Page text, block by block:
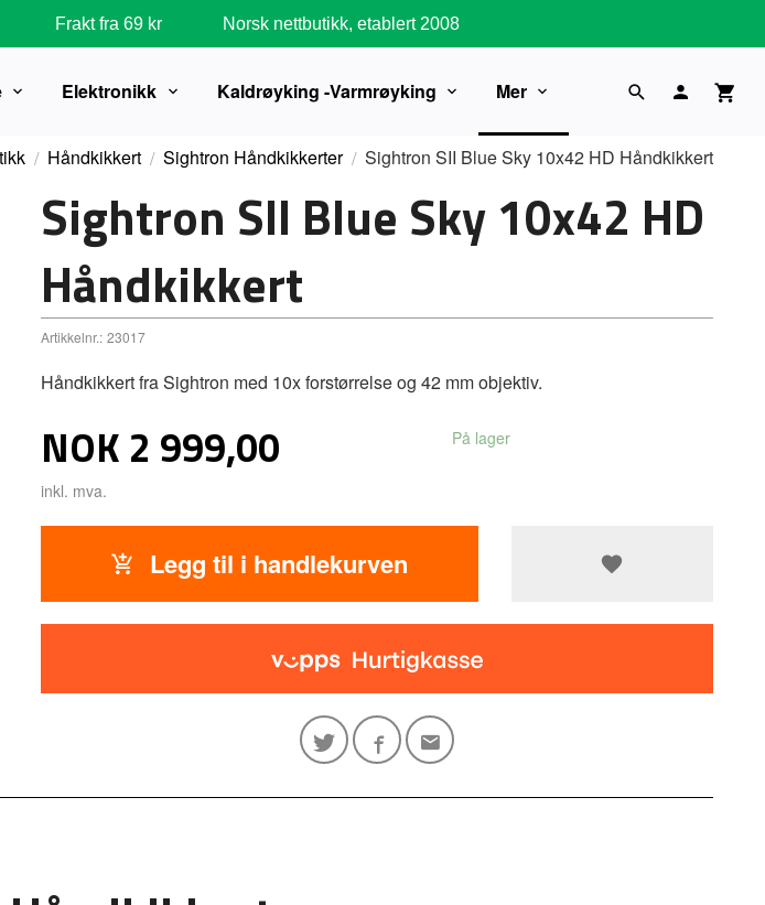
Frakt fra 69 kr Norsk nettbutikk, etablert 2008
Elektronikk Kaldrøyking -Varmrøyking Mer
Håndkikkert Sightron Håndkikkerter Sightron SII Blue Sky 10x42 HD Håndkikkert
Sightron SII Blue Sky 10x42 HD
Håndkikkert
Artikkelnr.: 23017
Håndkikkert fra Sightron med 10x forstørrelse og 42 mm objektiv.
Pris
NOK 2 999,00
inkl. mva.
På lager
Legg til i handlekurven